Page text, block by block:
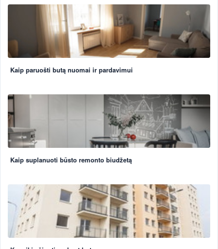
Kaip paruošti butą nuomai ir pardavimui
Kaip suplanuoti būsto remonto biudžetą